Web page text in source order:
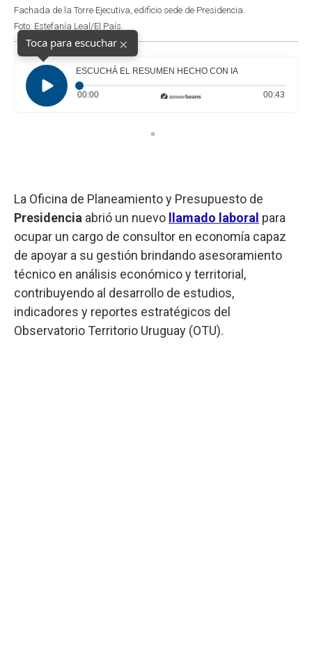
Fachada de la Torre Ejecutiva, edificio sede de Presidencia.
Foto: Estefanía Leal/El País.
Toca para escuchar ×
ESCUCHÁ EL RESUMEN HECHO CON IA
00:00Tiempo transcurrido: 0 segundos 00:43
La Oficina de Planeamiento y Presupuesto de
Presidencia abrió un nuevo llamado laboral para
ocupar un cargo de consultor en economía capaz
de apoyar a su gestión brindando asesoramiento
técnico en análisis económico y territorial,
contribuyendo al desarrollo de estudios,
indicadores y reportes estratégicos del
Observatorio Territorio Uruguay (OTU).